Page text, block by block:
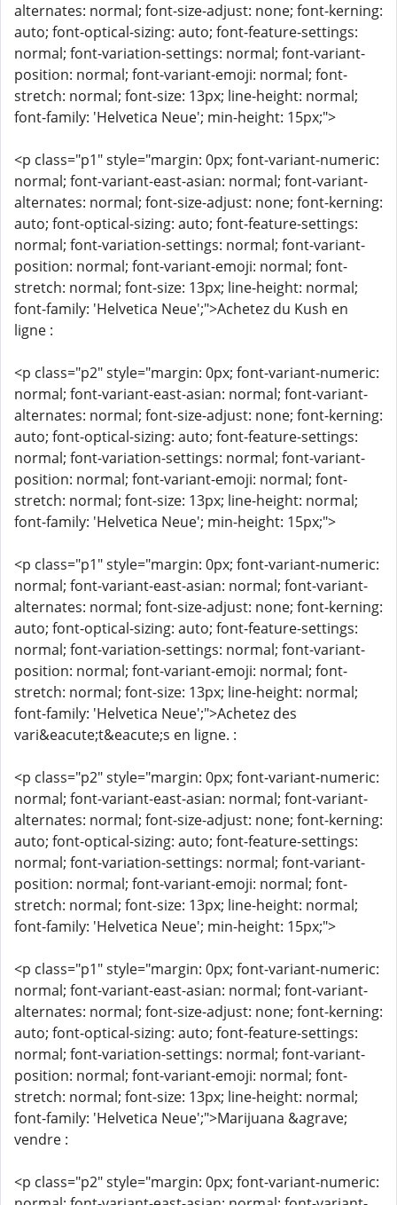
alternates: normal; font-size-adjust: none; font-kerning:
auto; font-optical-sizing: auto; font-feature-settings:
normal; font-variation-settings: normal; font-variant-
position: normal; font-variant-emoji: normal; font-
stretch: normal; font-size: 13px; line-height: normal;
font-family: 'Helvetica Neue'; min-height: 15px;">
<p class="p1" style="margin: 0px; font-variant-numeric:
normal; font-variant-east-asian: normal; font-variant-
alternates: normal; font-size-adjust: none; font-kerning:
auto; font-optical-sizing: auto; font-feature-settings:
normal; font-variation-settings: normal; font-variant-
position: normal; font-variant-emoji: normal; font-
stretch: normal; font-size: 13px; line-height: normal;
font-family: 'Helvetica Neue';">Achetez du Kush en
ligne :
<p class="p2" style="margin: 0px; font-variant-numeric:
normal; font-variant-east-asian: normal; font-variant-
alternates: normal; font-size-adjust: none; font-kerning:
auto; font-optical-sizing: auto; font-feature-settings:
normal; font-variation-settings: normal; font-variant-
position: normal; font-variant-emoji: normal; font-
stretch: normal; font-size: 13px; line-height: normal;
font-family: 'Helvetica Neue'; min-height: 15px;">
<p class="p1" style="margin: 0px; font-variant-numeric:
normal; font-variant-east-asian: normal; font-variant-
alternates: normal; font-size-adjust: none; font-kerning:
auto; font-optical-sizing: auto; font-feature-settings:
normal; font-variation-settings: normal; font-variant-
position: normal; font-variant-emoji: normal; font-
stretch: normal; font-size: 13px; line-height: normal;
font-family: 'Helvetica Neue';">Achetez des
vari&eacute;t&eacute;s en ligne. :
<p class="p2" style="margin: 0px; font-variant-numeric:
normal; font-variant-east-asian: normal; font-variant-
alternates: normal; font-size-adjust: none; font-kerning:
auto; font-optical-sizing: auto; font-feature-settings:
normal; font-variation-settings: normal; font-variant-
position: normal; font-variant-emoji: normal; font-
stretch: normal; font-size: 13px; line-height: normal;
font-family: 'Helvetica Neue'; min-height: 15px;">
<p class="p1" style="margin: 0px; font-variant-numeric:
normal; font-variant-east-asian: normal; font-variant-
alternates: normal; font-size-adjust: none; font-kerning:
auto; font-optical-sizing: auto; font-feature-settings:
normal; font-variation-settings: normal; font-variant-
position: normal; font-variant-emoji: normal; font-
stretch: normal; font-size: 13px; line-height: normal;
font-family: 'Helvetica Neue';">Marijuana &agrave;
vendre :
<p class="p2" style="margin: 0px; font-variant-numeric: